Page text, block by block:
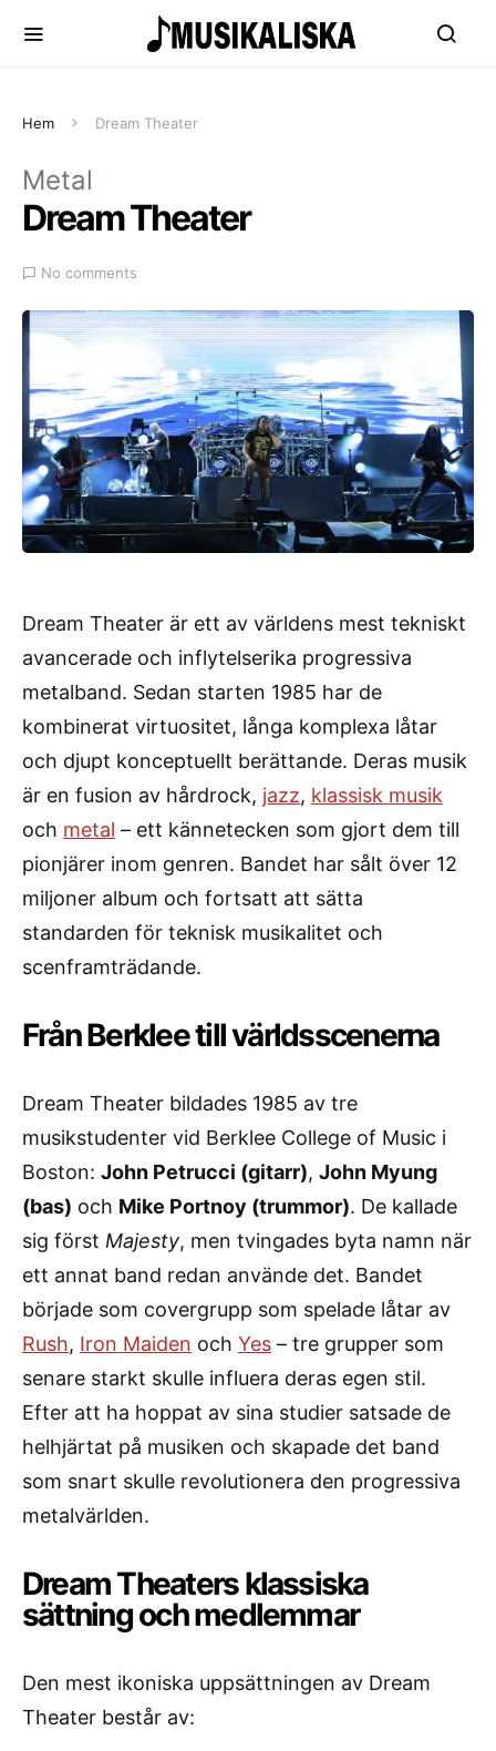
Hem Dream Theater
Metal
Dream Theater
No comments
Dream Theater är ett av världens mest tekniskt
avancerade och inflytelserika progressiva
metalband. Sedan starten 1985 har de
kombinerat virtuositet, långa komplexa låtar
och djupt konceptuellt berättande. Deras musik
är en fusion av hårdrock, jazz, klassisk musik
och metal – ett kännetecken som gjort dem till
pionjärer inom genren. Bandet har sålt över 12
miljoner album och fortsatt att sätta
standarden för teknisk musikalitet och
scenframträdande.
Från Berklee till världsscenerna
Dream Theater bildades 1985 av tre
musikstudenter vid Berklee College of Music i
Boston: John Petrucci (gitarr), John Myung
(bas) och Mike Portnoy (trummor). De kallade
sig först Majesty, men tvingades byta namn när
ett annat band redan använde det. Bandet
började som covergrupp som spelade låtar av
Rush, Iron Maiden och Yes – tre grupper som
senare starkt skulle influera deras egen stil.
Efter att ha hoppat av sina studier satsade de
helhjärtat på musiken och skapade det band
som snart skulle revolutionera den progressiva
metalvärlden.
Dream Theaters klassiska
sättning och medlemmar
Den mest ikoniska uppsättningen av Dream
Theater består av: